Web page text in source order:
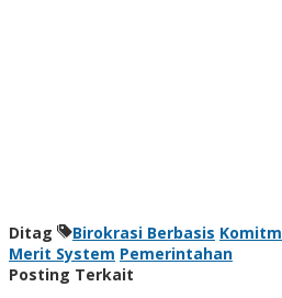
Ditag Birokrasi Berbasis
Merit System Pemerintahan
Posting Terkait